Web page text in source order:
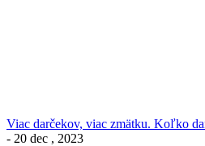
Viac darčekov, viac zmätku. Koľko
- 20 dec , 2023